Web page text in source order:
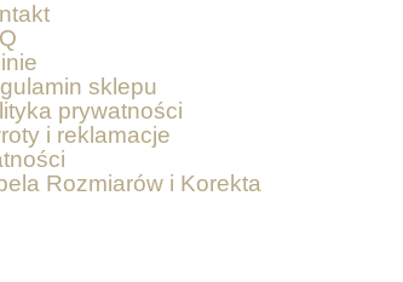
sklepu
prywatności
i reklamacje
Rozmiarów i Korekta